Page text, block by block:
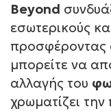
Beyond
εσωτερικούς
προσφέροντας
μπορείτε να
αλλαγής του
χρωματίζει